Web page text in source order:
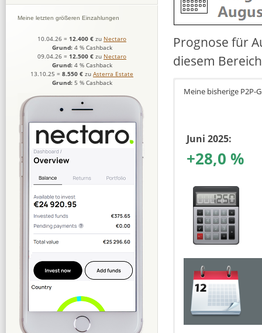
Prognose für
diesem
Meine bisherige P2P-
Juni 2025:
+28,0 %
Meine letzten größeren Einzahlungen
10.04.26 = 12.400 € zu Nectaro
Grund: 4 % Cashback
09.04.26 = 12.500 € zu Nectaro
Grund: 4 % Cashback
13.10.25 = 8.550 € zu Asterra Estate
Grund: 5 % Cashback